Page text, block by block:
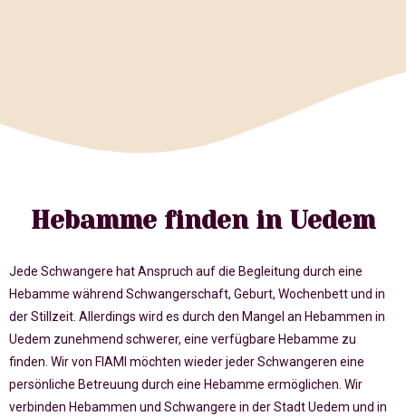
Hebamme finden in Uedem
Jede Schwangere hat Anspruch auf die Begleitung durch eine
Hebamme während Schwangerschaft, Geburt, Wochenbett und in
der Stillzeit. Allerdings wird es durch den Mangel an Hebammen in
Uedem zunehmend schwerer, eine verfügbare Hebamme zu
finden. Wir von FIAMI möchten wieder jeder Schwangeren eine
persönliche Betreuung durch eine Hebamme ermöglichen. Wir
verbinden Hebammen und Schwangere in der Stadt Uedem und in